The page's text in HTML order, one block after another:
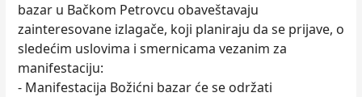
bazar u Bačkom Petrovcu obaveštavaju
zainteresovane izlagače, koji planiraju da se prijave, o
sledećim uslovima i smernicama vezanim za
manifestaciju:
- Manifestacija Božićni bazar će se održati